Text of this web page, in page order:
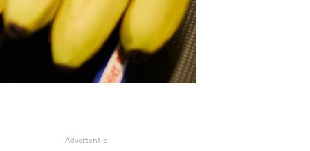
Advertentie